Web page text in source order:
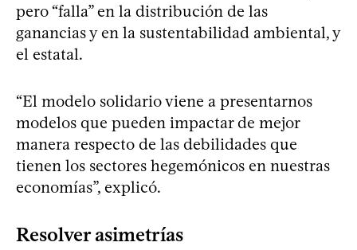
pero “falla” en la distribución de las
ganancias y en la sustentabilidad ambiental, y
el estatal.
“El modelo solidario viene a presentarnos
modelos que pueden impactar de mejor
manera respecto de las debilidades que
tienen los sectores hegemónicos en nuestras
economías”, explicó.
Resolver asimetrías